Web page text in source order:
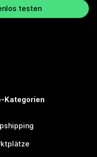
testen
Kategorien